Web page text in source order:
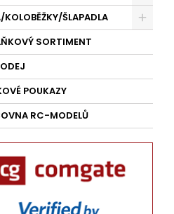
KOLOBĚŽKY/ŠLAPADLA
SORTIMENT
POUKAZY
RC-MODELŮ